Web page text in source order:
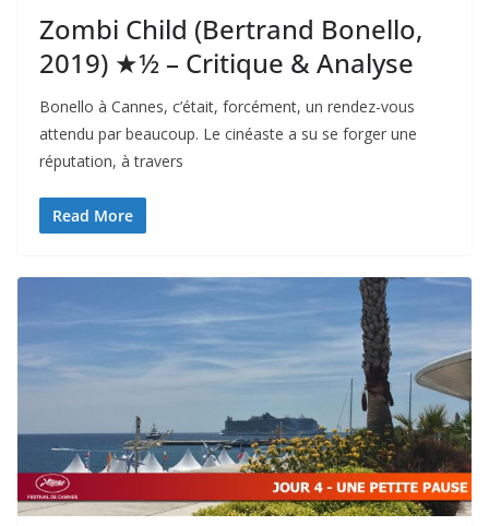
Zombi Child (Bertrand Bonello,
2019) ★½ – Critique & Analyse
Bonello à Cannes, c’était, forcément, un rendez-vous
attendu par beaucoup. Le cinéaste a su se forger une
réputation, à travers
Read More